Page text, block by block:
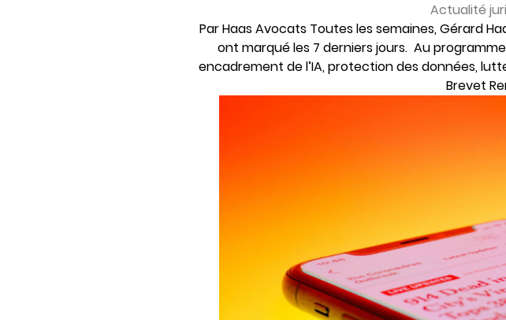
Actualité
Par Haas Avocats Toutes les semaines, Gérard
ont marqué les 7 derniers jours. Au
encadrement de l’IA, protection des données,
Brevet